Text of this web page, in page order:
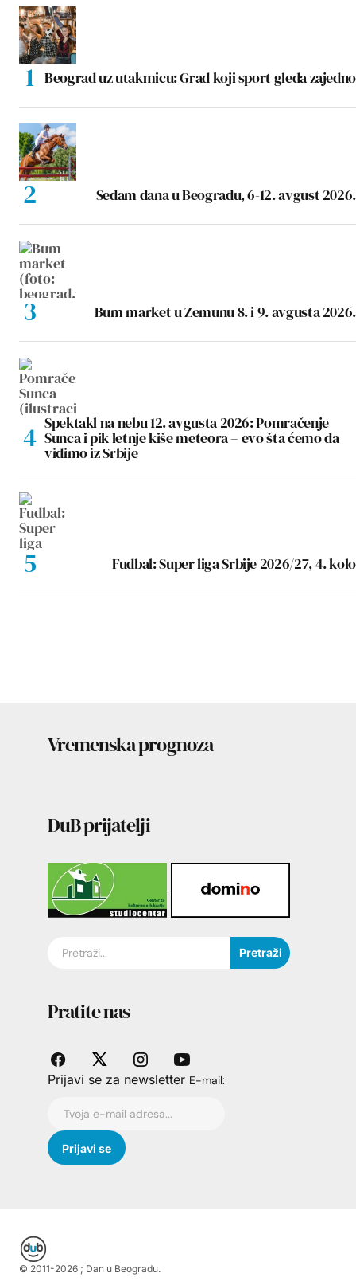
Beograd uz utakmicu: Grad koji sport gleda zajedno
Sedam dana u Beogradu, 6-12. avgust 2026.
Bum market u Zemunu 8. i 9. avgusta 2026.
Spektakl na nebu 12. avgusta 2026: Pomračenje
Sunca i pik letnje kiše meteora – evo šta ćemo da
vidimo iz Srbije
Fudbal: Super liga Srbije 2026/27, 4. kolo
Vremenska prognoza
DuB prijatelji
Pretraži
Pratite nas
Prijavi se za newsletter E-mail:
© 2011-2026 ; Dan u Beogradu.